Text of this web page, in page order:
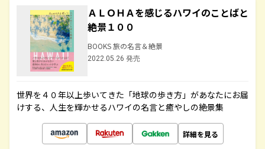
ＡＬＯＨＡを感じるハワイのことばと
絶景１００
BOOKS 旅の名言＆絶景
2022.05.26 発売
世界を４０年以上歩いてきた「地球の歩き方」があなたにお届
けする、人生を輝かせるハワイの名言と癒やしの絶景集
詳細を見る